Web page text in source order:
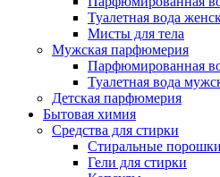
Туалетная вода
Мисты для тела
Мужская парфюмерия
Парфюмированная
Туалетная вода
Детская парфюмерия
Бытовая химия
Средства для стирки
Стиральные порошки
Гели для стирки